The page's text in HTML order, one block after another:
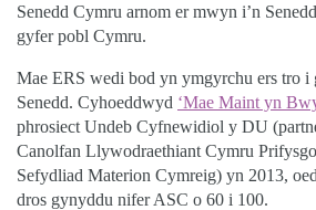
Senedd Cymru arnom er mwyn i’n
gyfer pobl Cymru.
Mae ERS wedi bod yn ymgyrchu ers tro i
Senedd. Cyhoeddwyd ‘Mae Maint yn
phrosiect Undeb Cyfnewidiol y DU
Canolfan Llywodraethiant Cymru
Sefydliad Materion Cymreig) yn 2013,
dros gynyddu nifer ASC o 60 i 100.